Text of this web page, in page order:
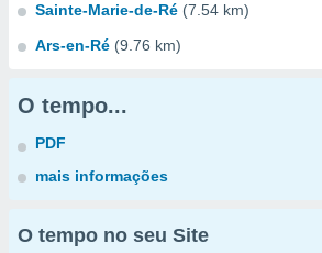
Sainte-Marie-de-Ré (7.54 km)
Ars-en-Ré (9.76 km)
O tempo...
PDF
mais informações
O tempo no seu Site